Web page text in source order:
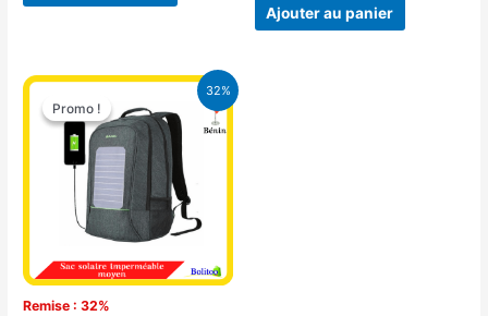
du
Ajouter au panier
32%
Promo !
Remise : 32%
Promo !
Le
prix
initial
était :
32.500 CFA.
Le
prix
actuel
est :